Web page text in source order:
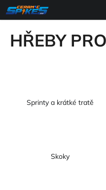
na
obsah
HŘEBY
Sprinty a krátké tratě
Skoky
K
o